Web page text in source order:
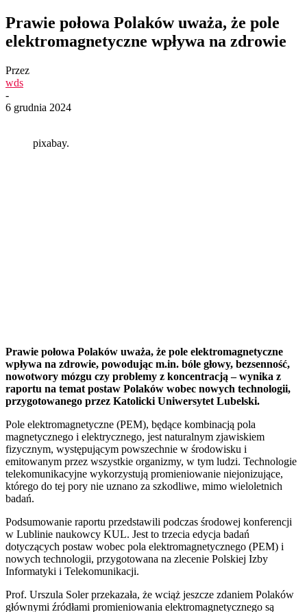
Prawie połowa Polaków uważa, że pole
elektromagnetyczne wpływa na zdrowie
Przez
wds
-
6 grudnia 2024
pixabay.
Prawie połowa Polaków uważa, że pole elektromagnetyczne
wpływa na zdrowie, powodując m.in. bóle głowy, bezsenność,
nowotwory mózgu czy problemy z koncentracją – wynika z
raportu na temat postaw Polaków wobec nowych technologii,
przygotowanego przez Katolicki Uniwersytet Lubelski.
Pole elektromagnetyczne (PEM), będące kombinacją pola
magnetycznego i elektrycznego, jest naturalnym zjawiskiem
fizycznym, występującym powszechnie w środowisku i
emitowanym przez wszystkie organizmy, w tym ludzi. Technologie
telekomunikacyjne wykorzystują promieniowanie niejonizujące,
którego do tej pory nie uznano za szkodliwe, mimo wieloletnich
badań.
Podsumowanie raportu przedstawili podczas środowej konferencji
w Lublinie naukowcy KUL. Jest to trzecia edycja badań
dotyczących postaw wobec pola elektromagnetycznego (PEM) i
nowych technologii, przygotowana na zlecenie Polskiej Izby
Informatyki i Telekomunikacji.
Prof. Urszula Soler przekazała, że wciąż jeszcze zdaniem Polaków
głównymi źródłami promieniowania elektromagnetycznego są